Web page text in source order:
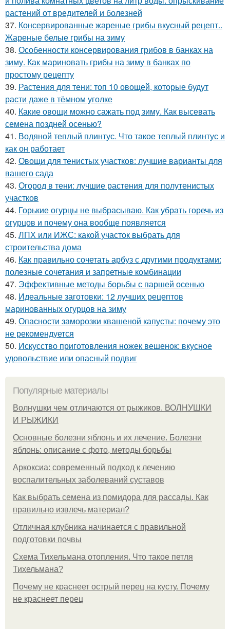
растений от вредителей и болезней
37. Консервированные жареные грибы вкусный рецепт..
Жареные белые грибы на зиму
38. Особенности консервирования грибов в банках на
зиму. Как мариновать грибы на зиму в банках по
простому рецепту
39. Растения для тени: топ 10 овощей, которые будут
расти даже в тёмном уголке
40. Какие овощи можно сажать под зиму. Как высевать
семена поздней осенью?
41. Водяной теплый плинтус. Что такое теплый плинтус и
как он работает
42. Овощи для тенистых участков: лучшие варианты для
вашего сада
43. Огород в тени: лучшие растения для полутенистых
участков
44. Горькие огурцы не выбрасываю. Как убрать горечь из
огурцов и почему она вообще появляется
45. ЛПХ или ИЖС: какой участок выбрать для
строительства дома
46. Как правильно сочетать арбуз с другими продуктами:
полезные сочетания и запретные комбинации
47. Эффективные методы борьбы с паршей осенью
48. Идеальные заготовки: 12 лучших рецептов
маринованных огурцов на зиму
49. Опасности заморозки квашеной капусты: почему это
не рекомендуется
50. Искусство приготовления ножек вешенок: вкусное
удовольствие или опасный подвиг
Популярные материалы
Волнушки чем отличаются от рыжиков. ВОЛНУШКИ
И РЫЖИКИ
Основные болезни яблонь и их лечение. Болезни
яблонь: описание с фото, методы борьбы
Аркоксиа: современный подход к лечению
воспалительных заболеваний суставов
Как выбрать семена из помидора для рассады. Как
правильно извлечь материал?
Отличная клубника начинается с правильной
подготовки почвы
Схема Тихельмана отопления. Что такое петля
Тихельмана?
Почему не краснеет острый перец на кусту. Почему
не краснеет перец